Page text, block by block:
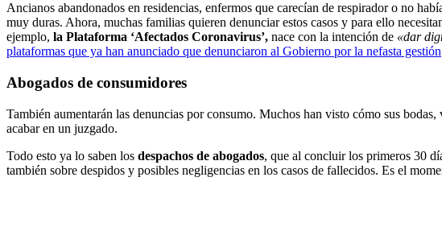
Ancianos abandonados en residencias, enfermos que carecían de respirador o no
muy duras. Ahora, muchas familias quieren denunciar estos casos y para ello
ejemplo, la Plataforma ‘Afectados Coronavirus’, nace con la intención de «dar
plataformas que ya han anunciado que denunciaron al Gobierno por la nefasta gestión
Abogados de consumidores
También aumentarán las denuncias por consumo. Muchos han visto cómo sus
acabar en un juzgado.
Todo esto ya lo saben los despachos de abogados, que al concluir los primeros 30
también sobre despidos y posibles negligencias en los casos de fallecidos. Es el